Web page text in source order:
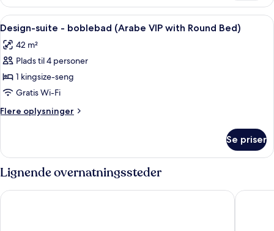
suite
(Arabe
with
Round
Bed)
Indlæs
alle
billeder
af
Design-
suite
-
boblebad
VIP
with
Round
Bed)
Design-suite - boblebad (Arabe VIP
8
Design-suite - boblebad (Arabe VIP with Round Bed)
42 m²
Plads til 4 personer
1 kingsize-seng
Gratis Wi-Fi
Flere oplysninger
Flere
suite
-
boblebad
(Arabe
VIP
Se priser
Lignende overnatningssteder
Cyan Cancun Resort & Spa Akuazul